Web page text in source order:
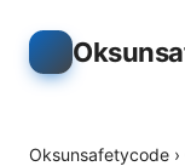
Oksunsafetycode ›